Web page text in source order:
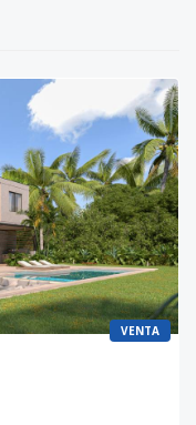
VENTA